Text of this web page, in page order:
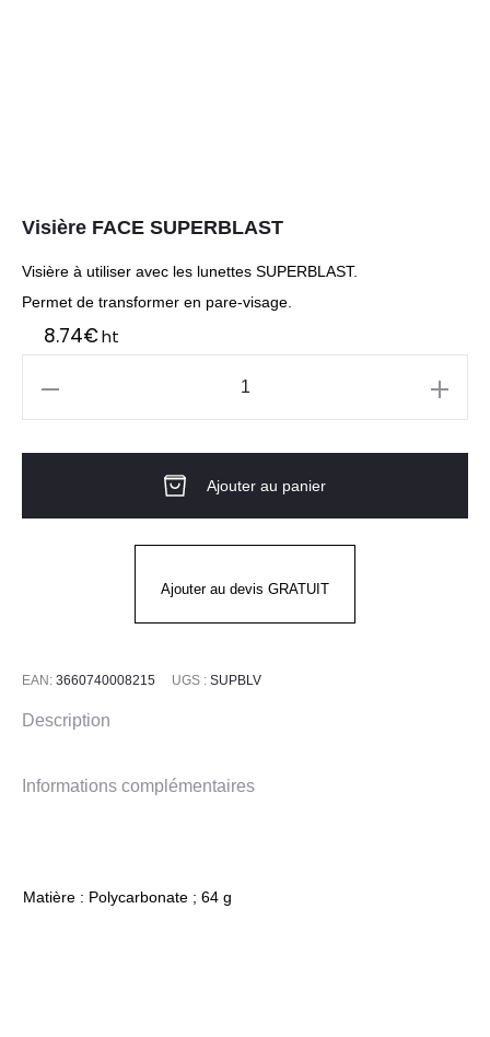
Visière FACE SUPERBLAST
Visière à utiliser avec les lunettes SUPERBLAST.
Permet de transformer en pare-visage.
8.74€ht
Ajouter au panier
Ajouter au devis GRATUIT
EAN: 3660740008215 UGS : SUPBLV
Description
Informations complémentaires
Matière : Polycarbonate ; 64 g